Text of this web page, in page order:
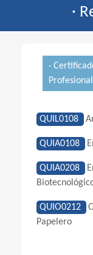
·
·
QUIL0108
QUIA0108
QUIA0208
QUIO0212
Papelero